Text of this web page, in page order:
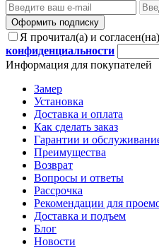
Оформить подписку
Я прочитал(а) и
конфиденциальности
Информация для покупателей
Замер
Установка
Доставка и оплата
Как сделать заказ
Гарантии и
Преимущества
Возврат
Вопросы и ответы
Рассрочка
Рекомендации для
Доставка и подъем
Блог
Новости